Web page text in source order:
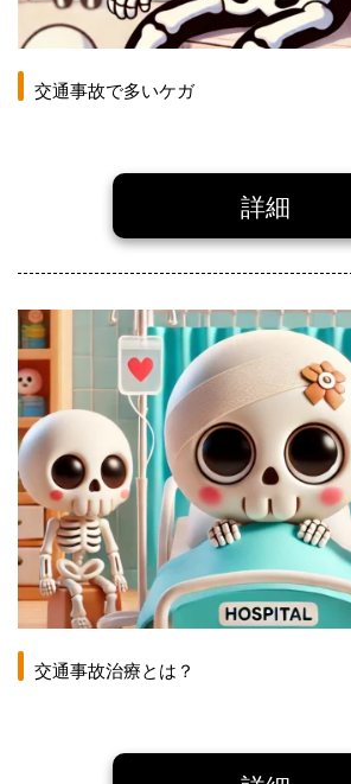
交通事故で多いケガ
詳細
交通事故治療とは？